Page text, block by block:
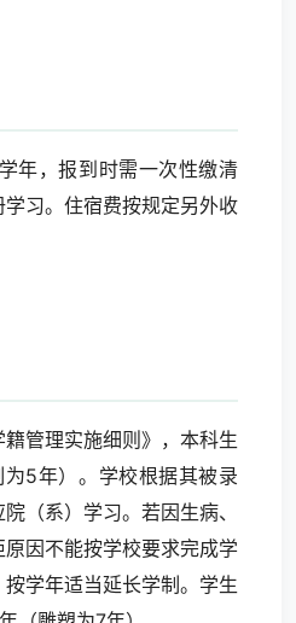
年，报到时需一次性缴清
习。住宿费按规定另外收
管理实施细则》，本科生
5年）。学校根据其被录
（系）学习。若因生病、
因不能按学校要求完成学
学年适当延长学制。学生